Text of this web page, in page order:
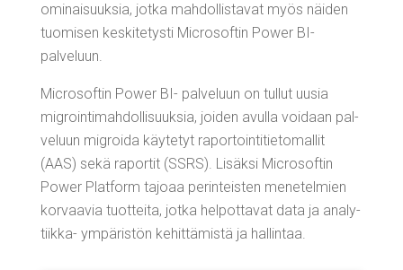
omi­nai­suuk­sia, jot­ka mah­dol­lis­ta­vat myös näi­den
tuo­mi­sen kes­ki­te­tys­ti Mic­ro­sof­tin Power BI-
palveluun.
Mic­ro­sof­tin Power BI- pal­ve­luun on tul­lut uusia
migroin­ti­mah­dol­li­suuk­sia, joi­den avul­la voi­daan pal­
ve­luun migroi­da käy­te­tyt rapor­toin­ti­tie­to­mal­lit
(AAS) sekä rapor­tit (SSRS). Lisäk­si Mic­ro­sof­tin
Power Plat­form tajo­aa perin­teis­ten mene­tel­mien
kor­vaa­via tuot­tei­ta, jot­ka hel­pot­ta­vat data ja ana­ly­
tiik­ka- ympä­ris­tön kehit­tä­mis­tä ja hallintaa.